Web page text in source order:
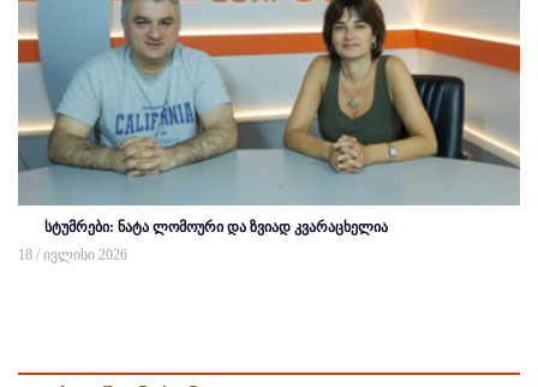
სტუმრები: ნატა ლომოური და ზვიად კვარაცხელია
18 / ივლისი 2026